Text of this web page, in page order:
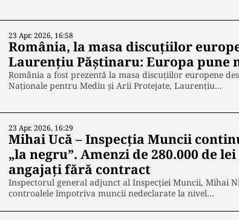
23 Apr. 2026, 16:58
România, la masa discuțiilor
Laurențiu Păștinaru: Europa pune
România a fost prezentă la masa discuțiilor europene
Naționale pentru Mediu și Arii Protejate, Laurențiu…
23 Apr. 2026, 16:29
Mihai Ucă – Inspecția Muncii
„la negru”. Amenzi de 280.000 de
angajați fără contract
Inspectorul general adjunct al Inspecției Muncii, Mihai
controalele împotriva muncii nedeclarate la nivel…